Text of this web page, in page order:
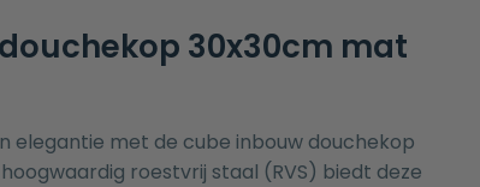
30x30cm mat
elegantie met de cube inbouw douchekop
roestvrij staal (RVS) biedt deze